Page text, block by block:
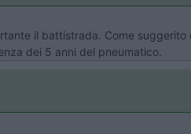
il battistrada. Come
dei 5 anni del pneumatico.